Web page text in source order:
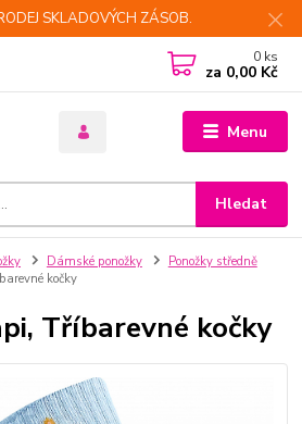
SKLADOVÝCH ZÁSOB.
Menu
Hledat
0 ks
za 0,00 Kč
Dámské ponožky
Ponožky středně
kočky
Tříbarevné kočky